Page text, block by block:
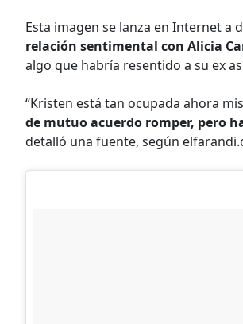
Esta imagen se lanza en Internet a
relación sentimental con Alicia
algo que habría resentido a su ex
“Kristen está tan ocupada ahora
de mutuo acuerdo romper, pero
detalló una fuente, según